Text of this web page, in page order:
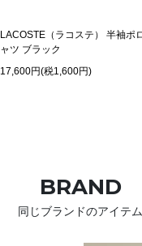
LACOSTE（ラコステ） 半袖ポ
ャツ ブラック
17,600円(税1,600円)
BRAND
同じブランドのアイテム